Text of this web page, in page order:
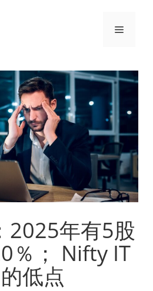
選
2025年有5股
％； Nifty IT
低点